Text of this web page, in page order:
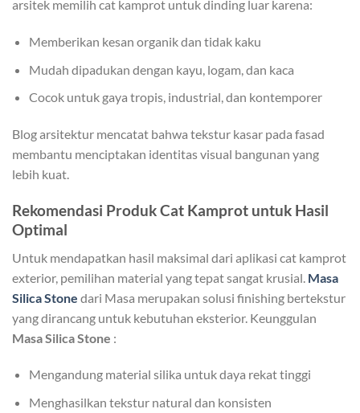
arsitek memilih cat kamprot untuk dinding luar karena:
Memberikan kesan organik dan tidak kaku
Mudah dipadukan dengan kayu, logam, dan kaca
Cocok untuk gaya tropis, industrial, dan kontemporer
Blog arsitektur mencatat bahwa tekstur kasar pada fasad
membantu menciptakan identitas visual bangunan yang
lebih kuat.
Rekomendasi Produk Cat Kamprot untuk Hasil
Optimal
Untuk mendapatkan hasil maksimal dari aplikasi cat kamprot
exterior, pemilihan material yang tepat sangat krusial. Masa
Silica Stone dari Masa merupakan solusi finishing bertekstur
yang dirancang untuk kebutuhan eksterior. Keunggulan
Masa Silica Stone :
Mengandung material silika untuk daya rekat tinggi
Menghasilkan tekstur natural dan konsisten